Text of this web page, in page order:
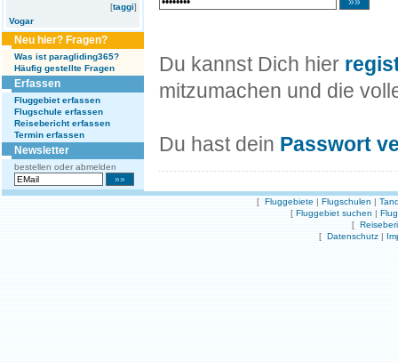
[taggi]
Vogar
Neu hier? Fragen?
Was ist paragliding365?
Häufig gestellte Fragen
Erfassen
Fluggebiet erfassen
Flugschule erfassen
Reisebericht erfassen
Termin erfassen
Newsletter
bestellen oder abmelden
Du kannst Dich hier
mitzumachen und die
Du hast dein Passwort
[ Fluggebiete | Flugschulen |
[ Fluggebiet suchen |
[
[ Datenschutz |